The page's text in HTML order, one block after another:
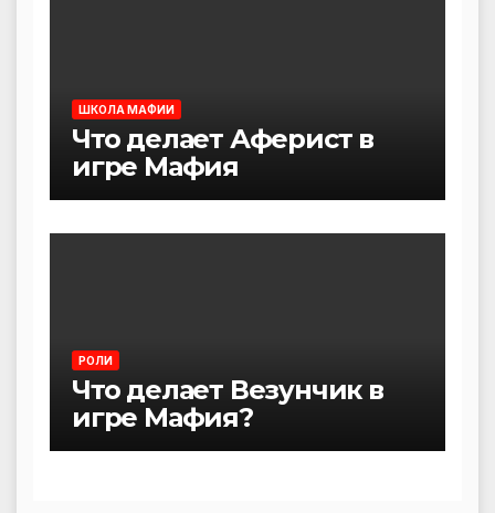
ШКОЛА МАФИИ
Что делает Аферист в
игре Мафия
РОЛИ
Что делает Везунчик в
игре Мафия?